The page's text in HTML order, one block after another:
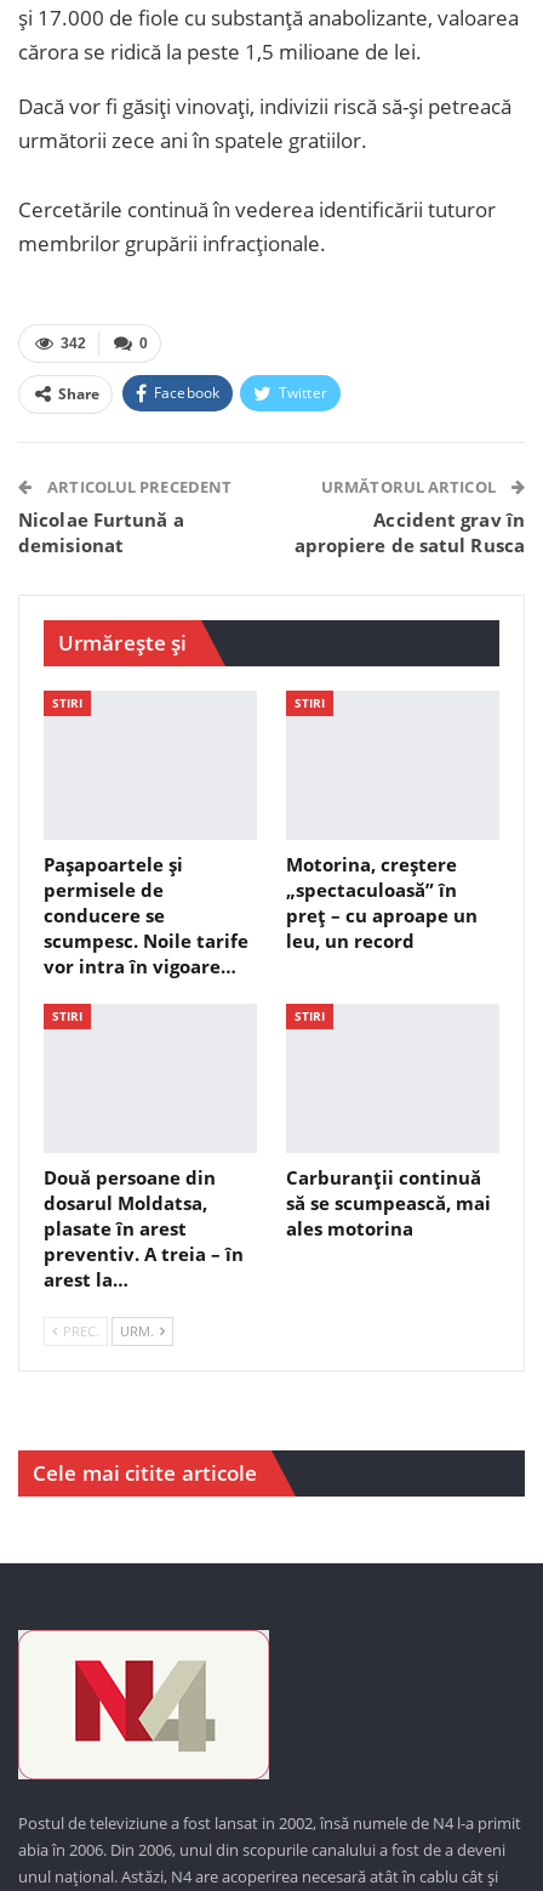
și 17.000 de fiole cu substanță anabolizante, valoarea
cărora se ridică la peste 1,5 milioane de lei.
Dacă vor fi găsiți vinovați, indivizii riscă să-și petreacă
următorii zece ani în spatele gratiilor.
Cercetările continuă în vederea identificării tuturor
membrilor grupării infracționale.
0
342
Share Facebook Twitter
Telegram WhatsApp Viber
ARTICOLUL PRECEDENT
Nicolae Furtună a
demisionat
URMĂTORUL ARTICOL
Accident grav în
apropiere de satul Rusca
Urmărește și
STIRI
Pașapoartele și
permisele de
conducere se
scumpesc. Noile tarife
vor intra în vigoare…
STIRI
Motorina, creștere
„spectaculoasă” în
preț – cu aproape un
leu, un record
STIRI
Două persoane din
dosarul Moldatsa,
plasate în arest
preventiv. A treia – în
arest la…
STIRI
Carburanții continuă
să se scumpească, mai
ales motorina
PREC. URM.
Cele mai citite articole
Postul de televiziune a fost lansat in 2002, însă numele de N4 l-a primit
abia în 2006. Din 2006, unul din scopurile canalului a fost de a deveni
unul național. Astăzi, N4 are acoperirea necesară atât în cablu cât și